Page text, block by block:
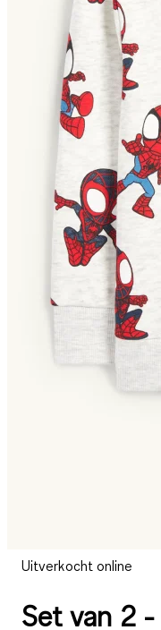
Uitverkocht online
Set van 2